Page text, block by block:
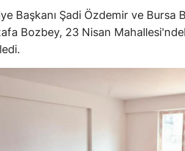
Denizli
Diyarbakır
Erzincan
Başkanı Şadi Özdemir ve Bursa
Bozbey, 23 Nisan